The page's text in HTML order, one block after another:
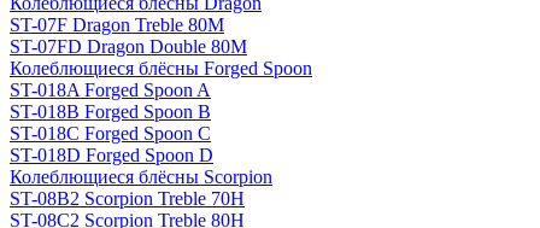
ST-07F Dragon Treble 80M
ST-07FD Dragon Double 80M
Колеблющиеся блёсны Forged Spoon
ST-018A Forged Spoon A
ST-018B Forged Spoon B
ST-018C Forged Spoon C
ST-018D Forged Spoon D
Колеблющиеся блёсны Scorpion
ST-08B2 Scorpion Treble 70H
ST-08C2 Scorpion Treble 80H